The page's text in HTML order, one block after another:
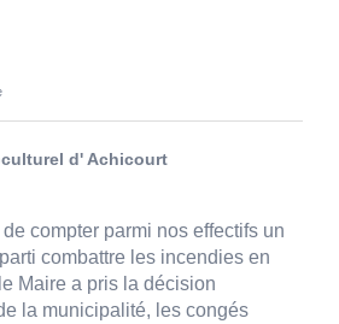
d' Achicourt
compter parmi nos effectifs un
combattre les incendies en
Maire a pris la décision
la municipalité, les congés